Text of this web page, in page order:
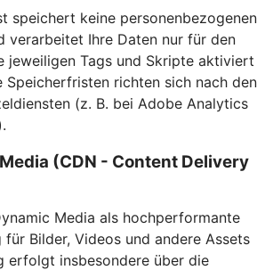
speichert keine personenbezogenen
verarbeitet Ihre Daten nur für den
jeweiligen Tags und Skripte aktiviert
Speicherfristen richten sich nach den
(z. B. bei Adobe Analytics
(CDN - Content Delivery
Media als hochperformante
Bilder, Videos und andere Assets
erfolgt insbesondere über die